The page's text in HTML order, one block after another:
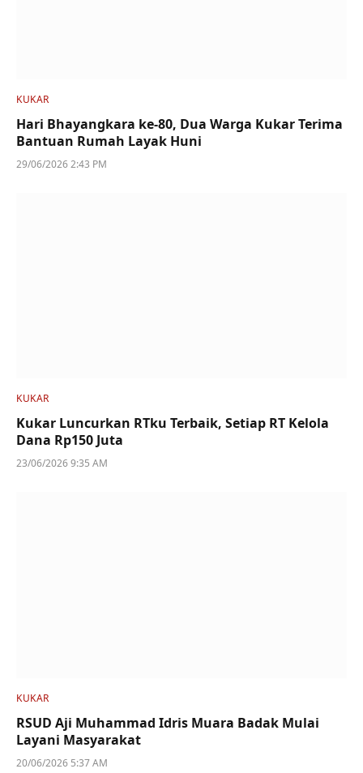
KUKAR
Hari Bhayangkara ke-80, Dua Warga Kukar Terima
Bantuan Rumah Layak Huni
29/06/2026 2:43 PM
KUKAR
Kukar Luncurkan RTku Terbaik, Setiap RT Kelola
Dana Rp150 Juta
23/06/2026 9:35 AM
KUKAR
RSUD Aji Muhammad Idris Muara Badak Mulai
Layani Masyarakat
20/06/2026 5:37 AM